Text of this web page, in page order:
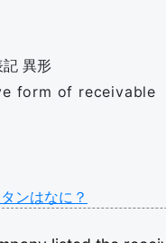
記 異形
form of receivable
ンはなに？